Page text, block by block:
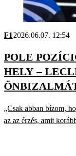
F1 2026.06.07. 12:54
POLE
HELY –
„Csak abban bízom,
az az érzés, amit